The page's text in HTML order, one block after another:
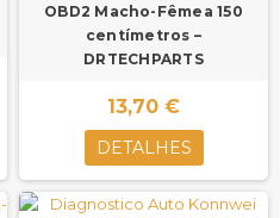
OBD2 Macho-Fêmea 150
centímetros –
DRTECHPARTS
13,70 €
DETALHES